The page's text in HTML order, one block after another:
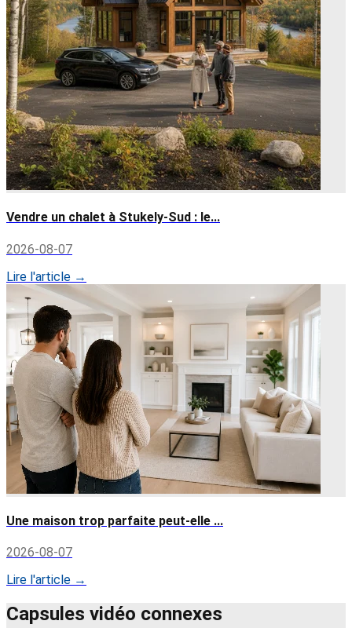
Vendre un chalet à Stukely-Sud : le...
2026-08-07
Lire l'article →
Une maison trop parfaite peut-elle ...
2026-08-07
Lire l'article →
Capsules vidéo connexes